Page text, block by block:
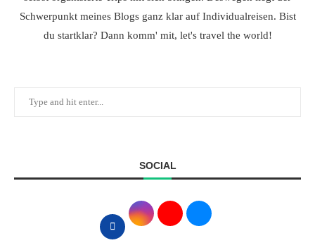
Schwerpunkt meines Blogs ganz klar auf Individualreisen. Bist
du startklar? Dann komm' mit, let's travel the world!
SOCIAL